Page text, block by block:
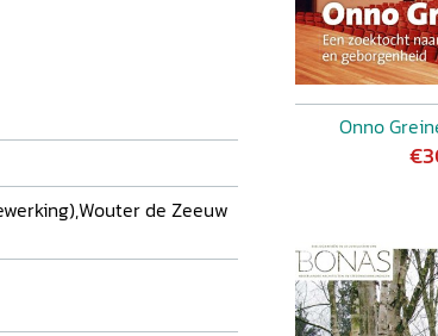
in het luxueuze
de teakhouten plafonds
Santoso is verbonden
de Zeeuw
Onno